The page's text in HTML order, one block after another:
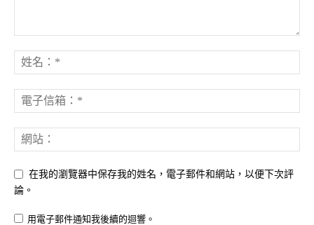
在我的瀏覽器中保存我的姓名，電子郵件和網站，以便下次評
論。
用電子郵件通知我後續的迴響。